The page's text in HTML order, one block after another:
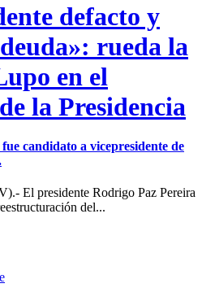
defacto y
rueda la
en el
la Presidencia
candidato a vicepresidente de
El presidente Rodrigo Paz Pereira
del...